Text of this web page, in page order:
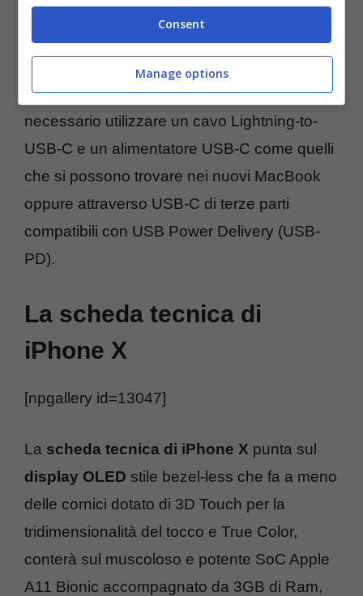
wireless di iPhone X dipendono dalla
potenza erogata e partono da un costo di
59€ per quello da 29W, passando da 79€ per
quello da 61W e a 89€ per quello da 87W. È
necessario utilizzare un cavo Lightning-to-
USB-C e un alimentatore USB-C come quelli
che si possono trovare nei nuovi MacBook
oppure attraverso USB-C di terze parti
compatibili con USB Power Delivery (USB-
PD).
La scheda tecnica di
iPhone X
[npgallery id=13047]
La scheda tecnica di iPhone X punta sul
display OLED stile bezel-less che fa a meno
delle cornici dotato di 3D Touch per la
tridimensionalità del tocco e True Color,
conterà sul muscoloso e potente SoC Apple
A11 Bionic accompagnato da 3GB di Ram,
Consent
Manage options